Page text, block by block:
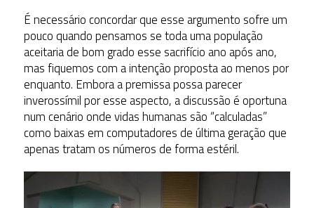
É necessário concordar que esse argumento sofre um
pouco quando pensamos se toda uma população
aceitaria de bom grado esse sacrifício ano após ano,
mas fiquemos com a intenção proposta ao menos por
enquanto. Embora a premissa possa parecer
inverossímil por esse aspecto, a discussão é oportuna
num cenário onde vidas humanas são “calculadas”
como baixas em computadores de última geração que
apenas tratam os números de forma estéril.